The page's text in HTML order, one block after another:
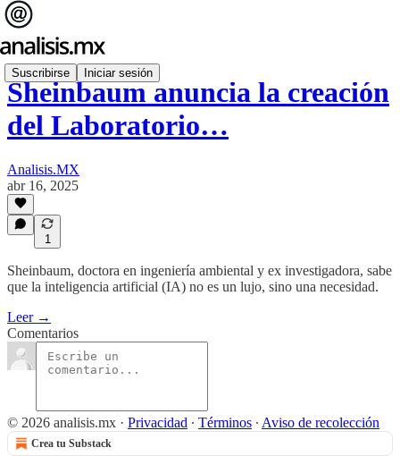
Suscribirse Iniciar sesión
Sheinbaum anuncia la creación
del Laboratorio…
Analisis.MX
abr 16, 2025
1
Sheinbaum, doctora en ingeniería ambiental y ex investigadora, sabe
que la inteligencia artificial (IA) no es un lujo, sino una necesidad.
Leer →
Comentarios
© 2026 analisis.mx · Privacidad ∙ Términos ∙ Aviso de recolección
Crea tu Substack